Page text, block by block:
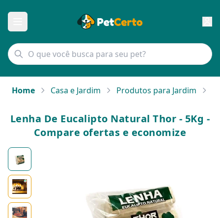
Home Casa e Jardim Produtos para Jardim
Lenha De Eucalipto Natural Thor - 5Kg -
Compare ofertas e economize